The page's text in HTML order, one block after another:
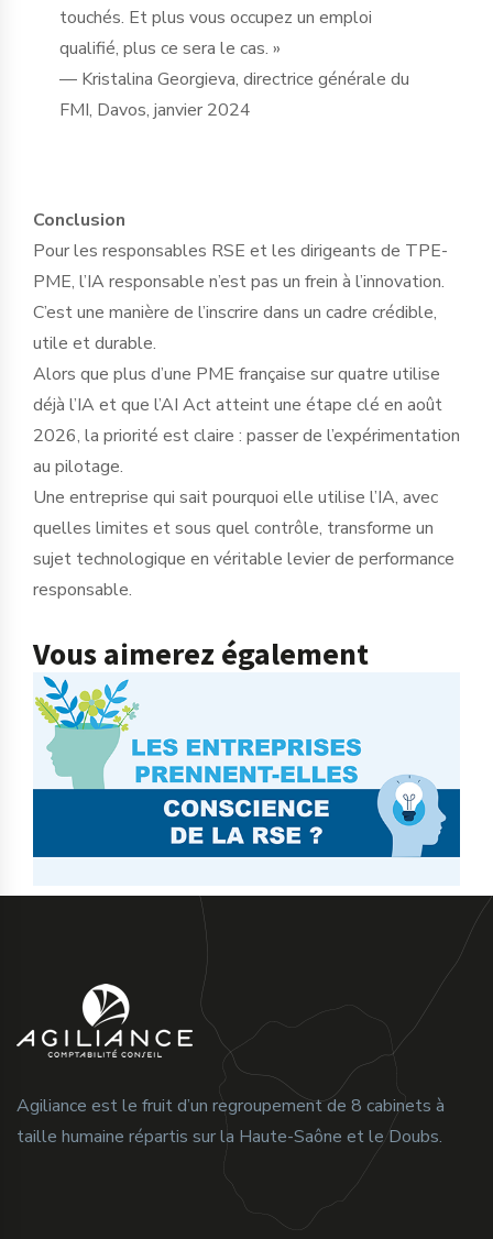
touchés. Et plus vous occupez un emploi
qualifié, plus ce sera le cas. »
— Kristalina Georgieva, directrice générale du
FMI, Davos, janvier 2024
Conclusion
Pour les responsables RSE et les dirigeants de TPE-
PME, l’IA responsable n’est pas un frein à l’innovation.
C’est une manière de l’inscrire dans un cadre crédible,
utile et durable.
Alors que plus d’une PME française sur quatre utilise
déjà l’IA et que l’AI Act atteint une étape clé en août
2026, la priorité est claire : passer de l’expérimentation
au pilotage.
Une entreprise qui sait pourquoi elle utilise l’IA, avec
quelles limites et sous quel contrôle, transforme un
sujet technologique en véritable levier de performance
responsable.
Vous aimerez également
Agiliance est le fruit d’un regroupement de 8 cabinets à
taille humaine répartis sur la Haute-Saône et le Doubs.